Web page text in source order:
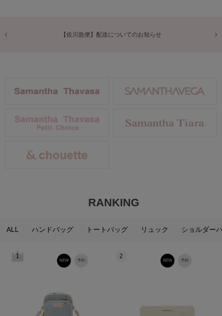
【佐川急便】配送についてのお知らせ
RANKING
ALL ハンドバッグ トートバッグ リュック ショルダー
1
予約
NEW
2
予約
NEW